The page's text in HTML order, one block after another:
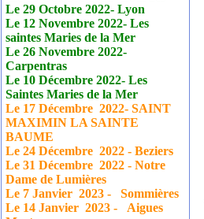
Le 29 Octobre 2022- Lyon
Le 12 Novembre 2022- Les
saintes Maries de la Mer
Le 26 Novembre 2022-
Carpentras
Le 10 Décembre 2022- Les
Saintes Maries de la Mer
Le 17Décembre 2022- SAINT
MAXIMIN LA SAINTE
BAUME
Le 24Décembre 2022 - Beziers
Le 31Décembre 2022 - Notre
Dame de Lumières
Le 7 Janvier 2023 - Sommières
Le 14 Janvier 2023 - Aigues